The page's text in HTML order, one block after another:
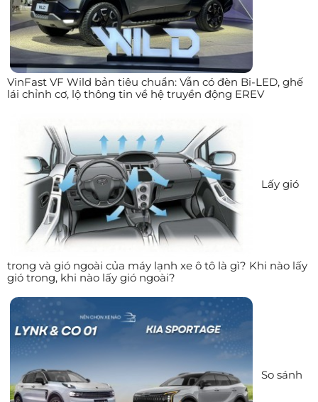
VinFast VF Wild bản tiêu chuẩn: Vẫn có đèn Bi-LED, ghế
lái chỉnh cơ, lộ thông tin về hệ truyền động EREV
Lấy gió
trong và gió ngoài của máy lạnh xe ô tô là gì? Khi nào lấy
gió trong, khi nào lấy gió ngoài?
So sánh